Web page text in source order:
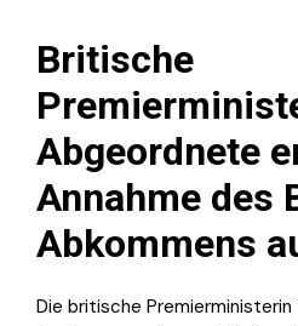
Britische
Abgeordnete
Annahme des
Abkommens
Die britische